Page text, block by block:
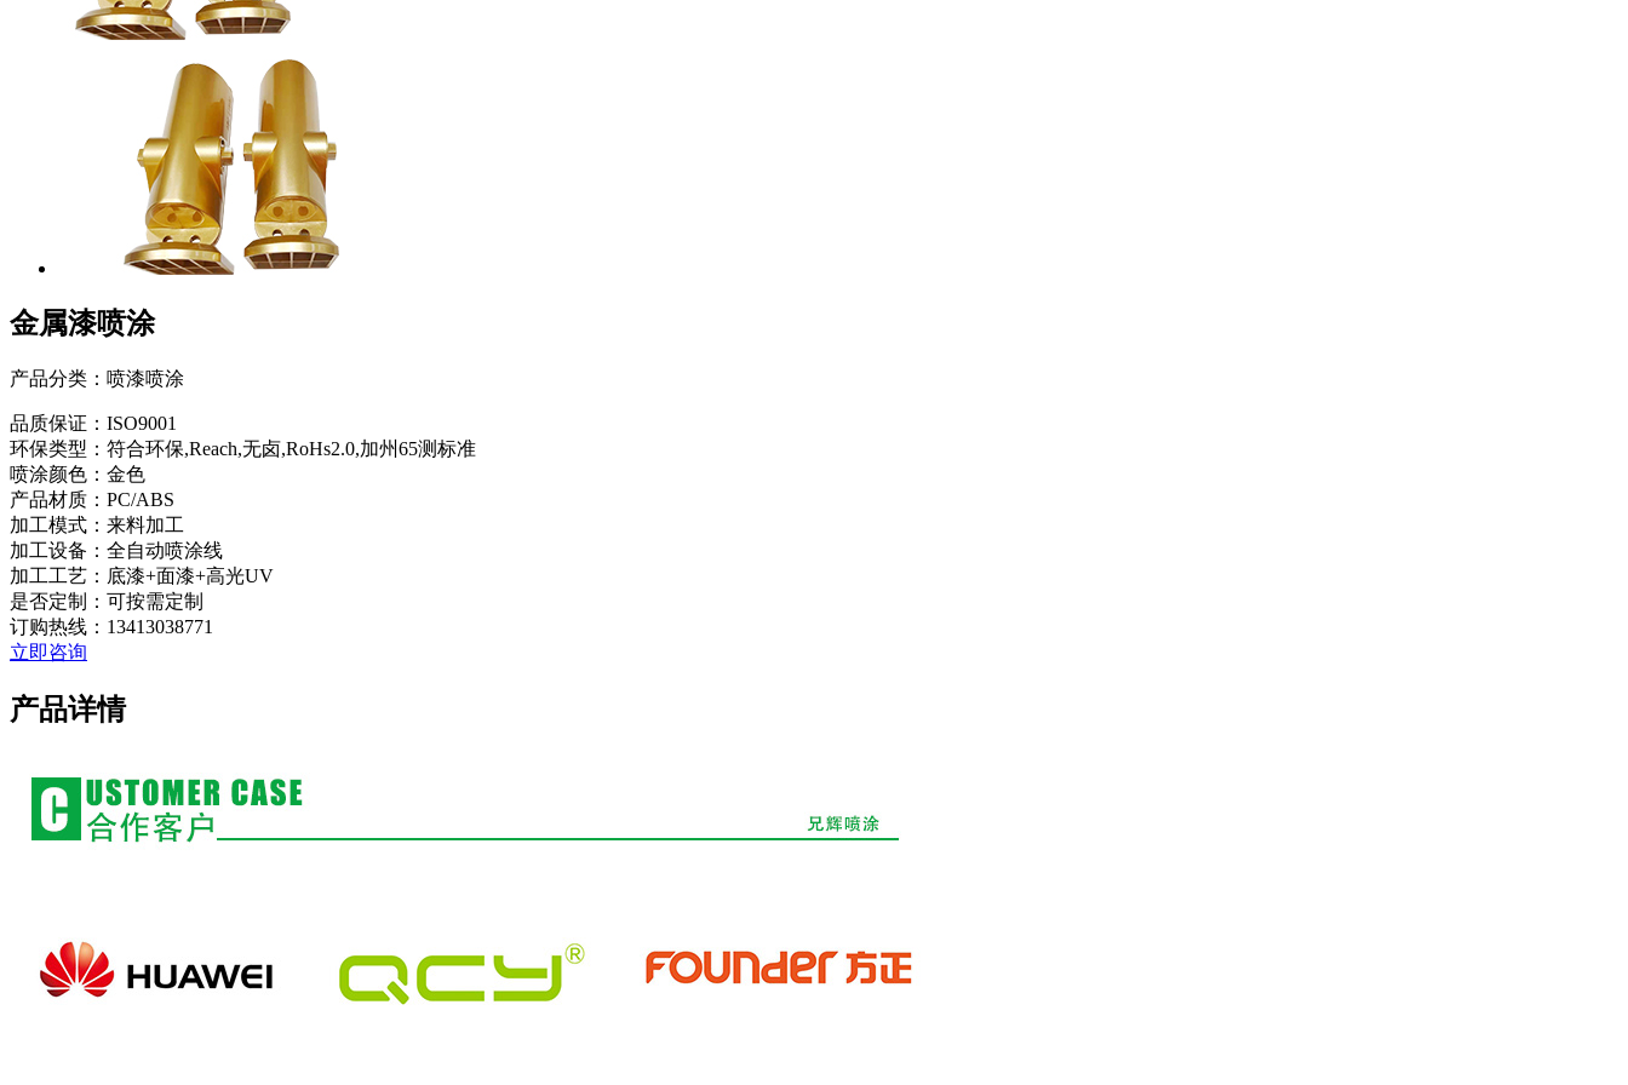
金属漆喷涂
产品分类：喷漆喷涂
品质保证：ISO9001
环保类型：符合环保,Reach,无卤,RoHs2.0,加州65测标准
喷涂颜色：金色
产品材质：PC/ABS
加工模式：来料加工
加工设备：全自动喷涂线
加工工艺：底漆+面漆+高光UV
是否定制：可按需定制
订购热线： 13413038771
立即咨询
产品详情